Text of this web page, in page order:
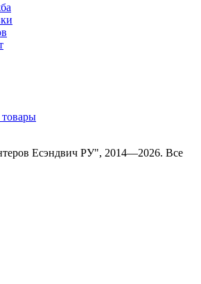
Есэндвич РУ", 2014—2026. Все